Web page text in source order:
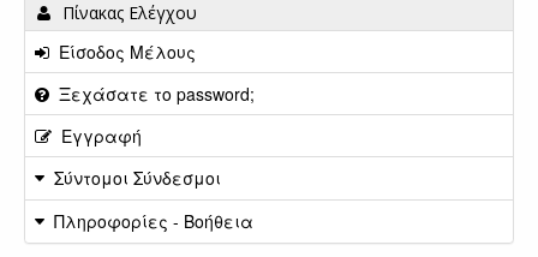
Πίνακας Ελέγχου
Είσοδος Μέλους
Ξεχάσατε το password;
Εγγραφή
Σύντομοι Σύνδεσμοι
Πληροφορίες - Βοήθεια